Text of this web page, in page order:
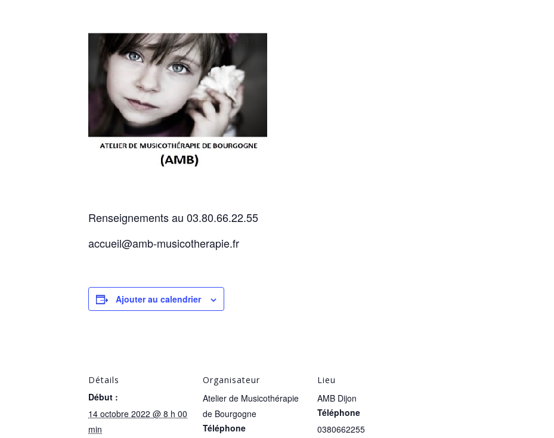
Renseignements au 03.80.66.22.55
accueil@amb-musicotherapie.fr
Ajouter au calendrier
Détails
Début :
14 octobre 2022 @ 8 h 00
min
Organisateur
Atelier de Musicothérapie
de Bourgogne
Téléphone
Lieu
AMB Dijon
Téléphone
0380662255